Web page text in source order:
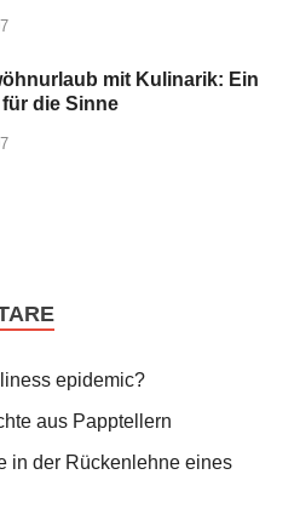
mit Kulinarik: Ein
die Sinne
epidemic?
aus Papptellern
in der Rückenlehne eines